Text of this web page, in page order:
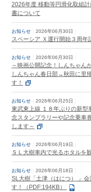
2026年度 移動等円滑化取組
書について
お知らせ 2026年06月30日
スペーシア Ｘ運行開始３周年
お知らせ 2026年06月30日
～映画公開記念！しんちゃ
しんちゃん春日部→秋田に里
す！
お知らせ 2026年06月25日
東武東上線 １８年ぶりの新型
念スタンプラリーや記念乗車
します～
お知らせ 2026年06月19日
ＳＬ大樹車内で光るホタルを
お知らせ 2026年06月18日
SL大樹「土津（はにつ） 」
す！（PDF:194KB）